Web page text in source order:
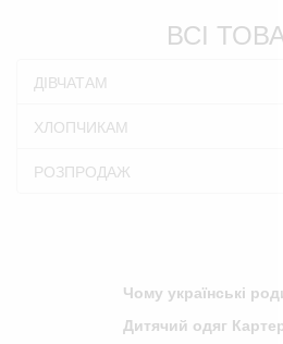
ВСІ
ДІВЧАТАМ
ХЛОПЧИКАМ
РОЗПРОДАЖ
Чому українські
Дитячий одяг